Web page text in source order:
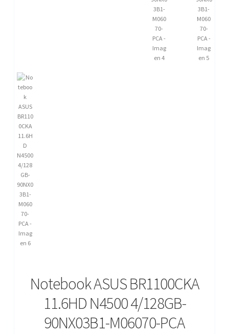
Notebook ASUS BR1100CKA
11.6HD N4500 4/128GB-
90NX03B1-M06070-PCA